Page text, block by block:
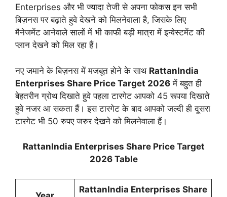
Enterprises और भी ज्यादा तेजी से अपना फोकस इन सभी
बिज़नस पर बढ़ाते हुवे देखने को मिलनेवाला है, जिसके लिए
मैनेजमेंट आनेवाले सालों में भी काफी बड़ी मात्रा में इन्वेस्टमेंट की
प्लान देखने को मिल रहा हैं।
नए जमाने के बिज़नस में मजबूत होने के साथ RattanIndia
Enterprises Share Price Target 2026 में बहुत ही
बेहतरीन ग्रोथ दिखाते हुवे पहला टारगेट आपको 45 रूपया दिखाते
हुवे नजर आ सकता हैं। इस टारगेट के बाद आपको जल्दी ही दूसरा
टारगेट भी 50 रुपए जरुर देखने को मिलनेवाला हैं।
RattanIndia Enterprises Share Price Target
2026 Table
RattanIndia Enterprises Share